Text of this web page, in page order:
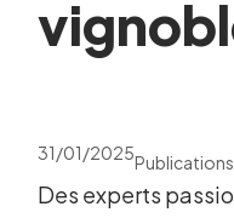
31/01/2025Publications
Des experts